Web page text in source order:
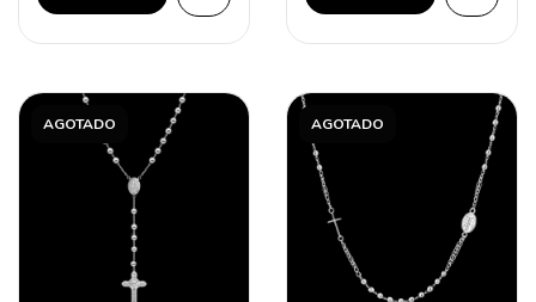
AGOTADO AGOTADO